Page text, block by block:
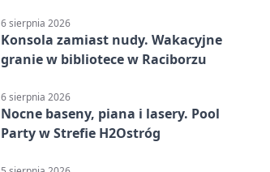
6 sierpnia 2026
Konsola zamiast nudy. Wakacyjne
granie w bibliotece w Raciborzu
6 sierpnia 2026
Nocne baseny, piana i lasery. Pool
Party w Strefie H2Ostróg